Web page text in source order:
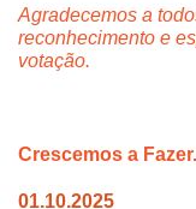
Agradecemos a
reconhecimento e
votação.
Crescemos a Fazer.
01.10.2025